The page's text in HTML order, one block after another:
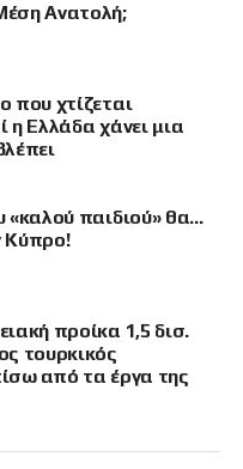
τα
απλώς
χαρακτήρα. Η
να
να
της κοινής
σενάρια
Ανατολή;
που χτίζεται
η Ελλάδα χάνει μια
«καλού παιδιού» θα…
Κύπρο!
προίκα 1,5 δισ.
τουρκικός
από τα έργα της